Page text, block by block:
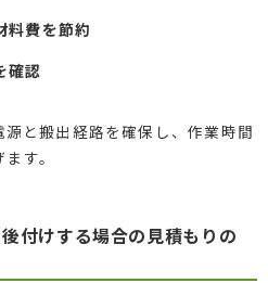
料費を節約
確認
と搬出経路を確保し、作業時間
す。
付けする場合の見積もりの